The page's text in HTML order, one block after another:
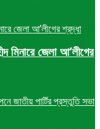
মিনারে জেলা আ’লীগের